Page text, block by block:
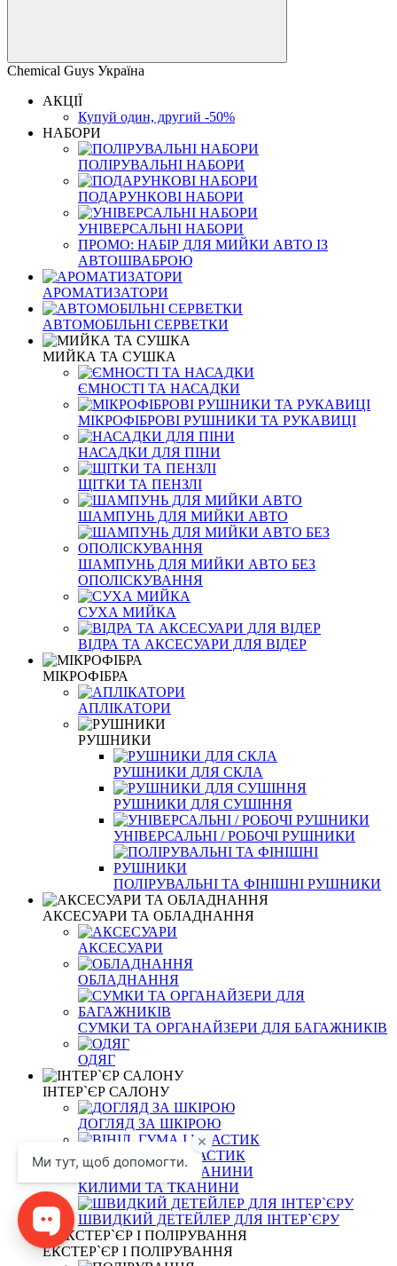
Chemical Guys Україна
АКЦІЇ
Купуй один, другий -50%
НАБОРИ
ПОЛІРУВАЛЬНІ НАБОРИ
ПОДАРУНКОВІ НАБОРИ
УНІВЕРСАЛЬНІ НАБОРИ
ПРОМО: НАБІР ДЛЯ МИЙКИ АВТО ІЗ
АВТОШВАБРОЮ
АРОМАТИЗАТОРИ
АВТОМОБІЛЬНІ СЕРВЕТКИ
МИЙКА ТА СУШКА
ЄМНОСТІ ТА НАСАДКИ
МІКРОФІБРОВІ РУШНИКИ ТА РУКАВИЦІ
НАСАДКИ ДЛЯ ПІНИ
ЩІТКИ ТА ПЕНЗЛІ
ШАМПУНЬ ДЛЯ МИЙКИ АВТО
ШАМПУНЬ ДЛЯ МИЙКИ АВТО БЕЗ
ОПОЛІСКУВАННЯ
СУХА МИЙКА
ВІДРА ТА АКСЕСУАРИ ДЛЯ ВІДЕР
МІКРОФІБРА
АПЛІКАТОРИ
РУШНИКИ
РУШНИКИ ДЛЯ СКЛА
РУШНИКИ ДЛЯ СУШІННЯ
УНІВЕРСАЛЬНІ / РОБОЧІ РУШНИКИ
ПОЛІРУВАЛЬНІ ТА ФІНІШНІ РУШНИКИ
АКСЕСУАРИ ТА ОБЛАДНАННЯ
АКСЕСУАРИ
ОБЛАДНАННЯ
СУМКИ ТА ОРГАНАЙЗЕРИ ДЛЯ БАГАЖНИКІВ
ОДЯГ
ІНТЕР`ЄР САЛОНУ
ДОГЛЯД ЗА ШКІРОЮ
ВІНІЛ, ГУМА І ПЛАСТИК
КИЛИМИ ТА ТКАНИНИ
ШВИДКИЙ ДЕТЕЙЛЕР ДЛЯ ІНТЕР`ЄРУ
ЕКСТЕР`ЄР І ПОЛІРУВАННЯ